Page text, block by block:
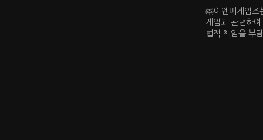
㈜이엔피게임즈
게임과 관련하
법적 책임을 부